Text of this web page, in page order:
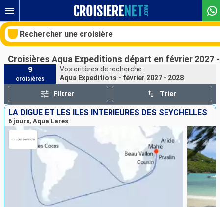
Rechercher une croisière
Nos destinations
Mois de départ
Ports Compagnies
Rechercher
Croisières Aqua Expeditions départ en février 2027
9
croisières
Vos critères de recherche :
Aqua Expeditions - février 2027 - 2028
Filtrer Trier
LA DIGUE ET LES ÎLES INTÉRIEURES DES SEYCHELLES
6 jours, Aqua Lares